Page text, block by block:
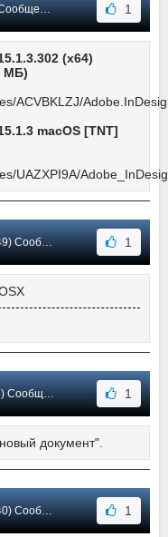
#107 1
(x64)
МБ)
ACVBKLZJ/
macOS [TNT]
UAZXPI9A/
#106 1
#105 1
документ".
#104 1